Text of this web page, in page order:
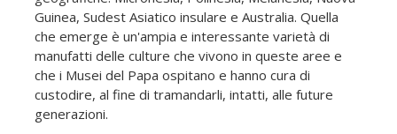
Guinea, Sudest Asiatico insulare e Australia. Quella
che emerge è un'ampia e interessante varietà di
manufatti delle culture che vivono in queste aree e
che i Musei del Papa ospitano e hanno cura di
custodire, al fine di tramandarli, intatti, alle future
generazioni.